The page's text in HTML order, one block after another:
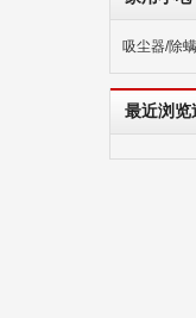
吸尘器/除
最近浏览